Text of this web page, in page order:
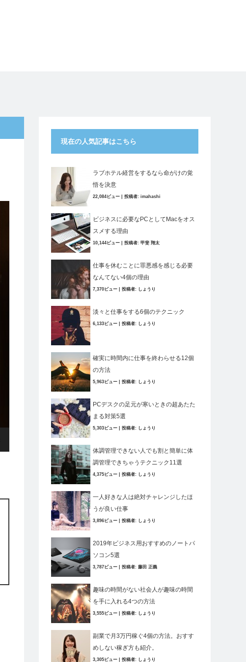
現在の人気記事はこちら
ラブホテル経営をするなら命がけの覚
悟を決意
22,084ビュー 投稿者: imahashi
ビジネスに必要なPCとしてMacをオス
スメする理由
10,144ビュー 投稿者: 甲斐 翔太
仕事を休むことに罪悪感を感じる必要
なんてない4個の理由
7,370ビュー 投稿者: しょうり
淡々と仕事をする6個のテクニック
6,133ビュー 投稿者: しょうり
確実に時間内に仕事を終わらせる12個
の方法
5,963ビュー 投稿者: しょうり
PCデスクの足元が寒いときの超あたた
まる対策5選
5,303ビュー 投稿者: しょうり
体調管理できない人でも割と簡単に体
調管理できちゃうテクニック11選
4,375ビュー 投稿者: しょうり
一人好きな人は絶対チャレンジしたほ
うが良い仕事
3,896ビュー 投稿者: しょうり
2019年ビジネス用おすすめのノートパ
ソコン5選
3,787ビュー 投稿者: 藤田 正義
趣味の時間がない社会人が趣味の時間
を手に入れる4つの方法
3,555ビュー 投稿者: しょうり
副業で月3万円稼ぐ4個の方法。おすす
めしない稼ぎ方も紹介。
3,305ビュー 投稿者: しょうり